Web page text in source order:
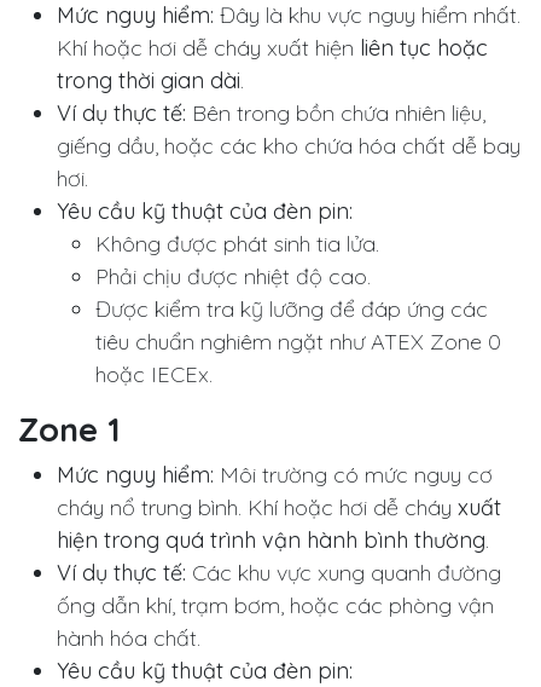
Mức nguy hiểm: Đây là khu vực nguy hiểm nhất.
Khí hoặc hơi dễ cháy xuất hiện liên tục hoặc
trong thời gian dài.
Ví dụ thực tế: Bên trong bồn chứa nhiên liệu,
giếng dầu, hoặc các kho chứa hóa chất dễ bay
hơi.
Yêu cầu kỹ thuật của đèn pin:
Không được phát sinh tia lửa.
Phải chịu được nhiệt độ cao.
Được kiểm tra kỹ lưỡng để đáp ứng các
tiêu chuẩn nghiêm ngặt như ATEX Zone 0
hoặc IECEx.
Zone 1
Mức nguy hiểm: Môi trường có mức nguy cơ
cháy nổ trung bình. Khí hoặc hơi dễ cháy xuất
hiện trong quá trình vận hành bình thường.
Ví dụ thực tế: Các khu vực xung quanh đường
ống dẫn khí, trạm bơm, hoặc các phòng vận
hành hóa chất.
Yêu cầu kỹ thuật của đèn pin: